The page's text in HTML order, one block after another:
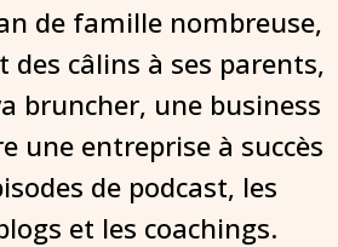
de famille nombreuse,
câlins à ses parents,
bruncher, une business
une entreprise à succès
de podcast, les
et les coachings.